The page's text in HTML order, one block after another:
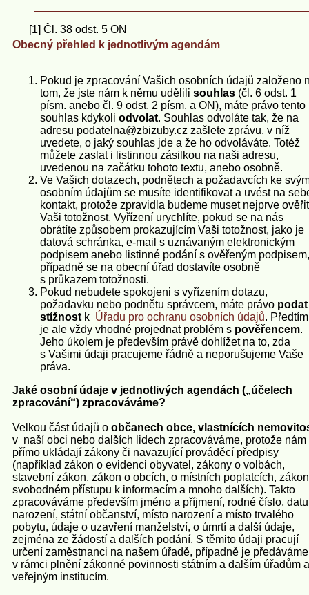
[1] Čl. 38 odst. 5 ON
Obecný přehled k jednotlivým agendám
Pokud je zpracování Vašich osobních údajů založeno
tom, že jste nám k němu udělili souhlas (čl. 6 odst. 1
písm. anebo čl. 9 odst. 2 písm. a ON), máte právo tento
souhlas kdykoli odvolat. Souhlas odvoláte tak, že na
adresu podatelna@zbizuby.cz zašlete zprávu, v níž
uvedete, o jaký souhlas jde a že ho odvoláváte. Totéž
můžete zaslat i listinnou zásilkou na naši adresu,
uvedenou na začátku tohoto textu, anebo osobně.
Ve Vašich dotazech, podnětech a požadavcích ke
osobním údajům se musíte identifikovat a uvést na
kontakt, protože zpravidla budeme muset nejprve ověřit
Vaši totožnost. Vyřízení urychlíte, pokud se na nás
obrátíte způsobem prokazujícím Vaši totožnost, jako je
datová schránka, e‑mail s uznávaným elektronickým
podpisem anebo listinné podání s ověřeným podpisem,
případně se na obecní úřad dostavíte osobně
s průkazem totožnosti.
Pokud nebudete spokojeni s vyřízením dotazu,
požadavku nebo podnětu správcem, máte právo podat
stížnost k Úřadu pro ochranu osobních údajů. Předtím
je ale vždy vhodné projednat problém s pověřencem.
Jeho úkolem je především právě dohlížet na to, zda
s Vašimi údaji pracujeme řádně a neporušujeme Vaše
práva.
Jaké osobní údaje v jednotlivých agendách („účelech
zpracování“) zpracováváme?
Velkou část údajů o občanech obce, vlastnících
v naší obci nebo dalších lidech zpracováváme, protože nám
přímo ukládají zákony či navazující prováděcí předpisy
(například zákon o evidenci obyvatel, zákony o volbách,
stavební zákon, zákon o obcích, o místních poplatcích,
svobodném přístupu k informacím a mnoho dalších). Takto
zpracováváme především jméno a příjmení, rodné číslo,
narození, státní občanství, místo narození a místo trvalého
pobytu, údaje o uzavření manželství, o úmrtí a další údaje,
zejména ze žádostí a dalších podání. S těmito údaji pracují
určení zaměstnanci na našem úřadě, případně je předáváme
v rámci plnění zákonné povinnosti státním a dalším úřadům a
veřejným institucím.